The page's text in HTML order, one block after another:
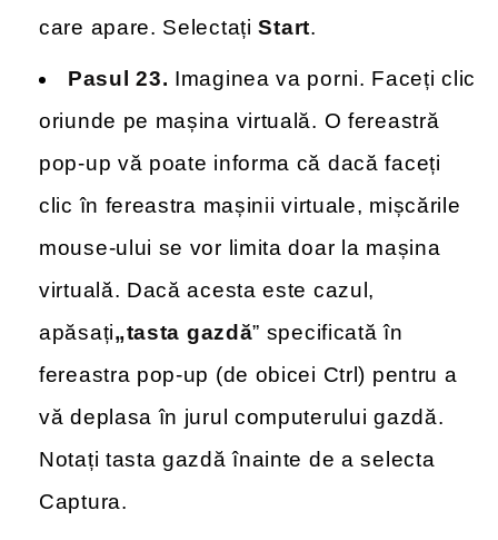
care apare. SelectațiStart.
Pasul 23. Imaginea va porni. Faceți clic
oriunde pe mașina virtuală. O fereastră
pop-up vă poate informa că dacă faceți
clic în fereastra mașinii virtuale, mișcările
mouse-ului se vor limita doar la mașina
virtuală. Dacă acesta este cazul,
apăsați„tasta gazdă” specificată în
fereastra pop-up (de obicei Ctrl) pentru a
vă deplasa în jurul computerului gazdă.
Notați tasta gazdă înainte de a selecta
Captura.